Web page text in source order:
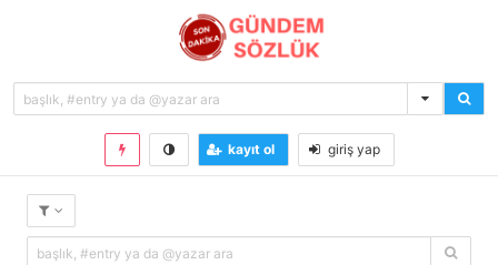
kayıt ol giriş yap